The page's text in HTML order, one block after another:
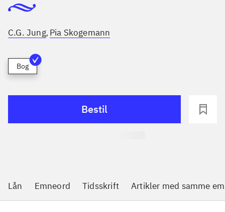
C.G. Jung, Pia Skogemann
Bog
Bestil
Lån Emneord Tidsskrift Artikler med samme